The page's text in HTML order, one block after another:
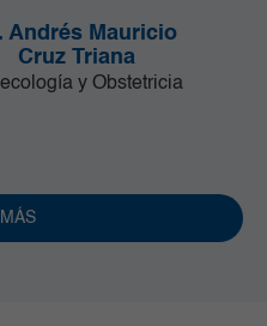
Andrés Mauricio
Cruz Triana
y Obstetricia